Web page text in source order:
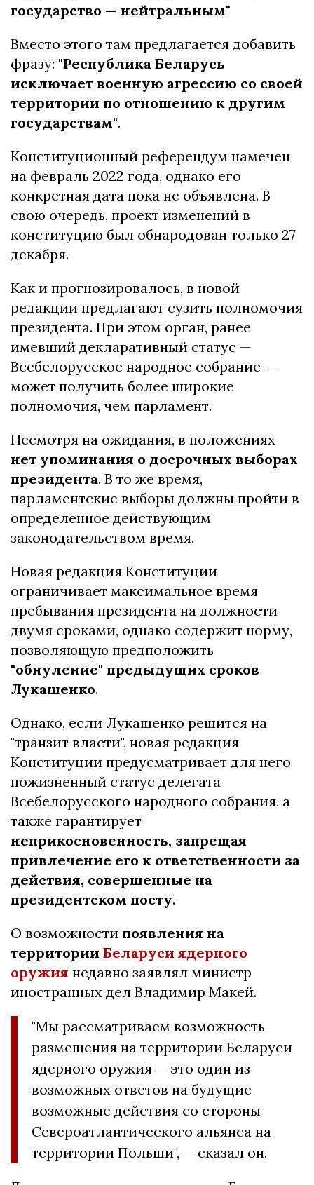
государство — нейтральным"
Вместо этого там предлагается добавить
фразу: "Республика Беларусь
исключает военную агрессию со своей
территории по отношению к другим
государствам".
Конституционный референдум намечен
на февраль 2022 года, однако его
конкретная дата пока не объявлена. В
свою очередь, проект изменений в
конституцию был обнародован только 27
декабря.
Как и прогнозировалось, в новой
редакции предлагают сузить полномочия
президента. При этом орган, ранее
имевший декларативный статус —
Всебелорусское народное собрание —
может получить более широкие
полномочия, чем парламент.
Несмотря на ожидания, в положениях
нет упоминания о досрочных выборах
президента. В то же время,
парламентские выборы должны пройти в
определенное действующим
законодательством время.
Новая редакция Конституции
ограничивает максимальное время
пребывания президента на должности
двумя сроками, однако содержит норму,
позволяющую предположить
"обнуление" предыдущих сроков
Лукашенко.
Однако, если Лукашенко решится на
"транзит власти", новая редакция
Конституции предусматривает для него
пожизненный статус делегата
Всебелорусского народного собрания, а
также гарантирует
неприкосновенность, запрещая
привлечение его к ответственности за
действия, совершенные на
президентском посту.
О возможности появления на
территории Беларуси ядерного
оружия недавно заявлял министр
иностранных дел Владимир Макей.
"Мы рассматриваем возможность
размещения на территории Беларуси
ядерного оружия — это один из
возможных ответов на будущие
возможные действия со стороны
Североатлантического альянса на
территории Польши", — сказал он.